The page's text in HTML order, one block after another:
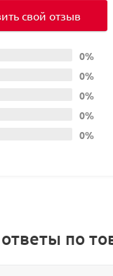
0%
0%
0%
0%
0%
свой отзыв
по